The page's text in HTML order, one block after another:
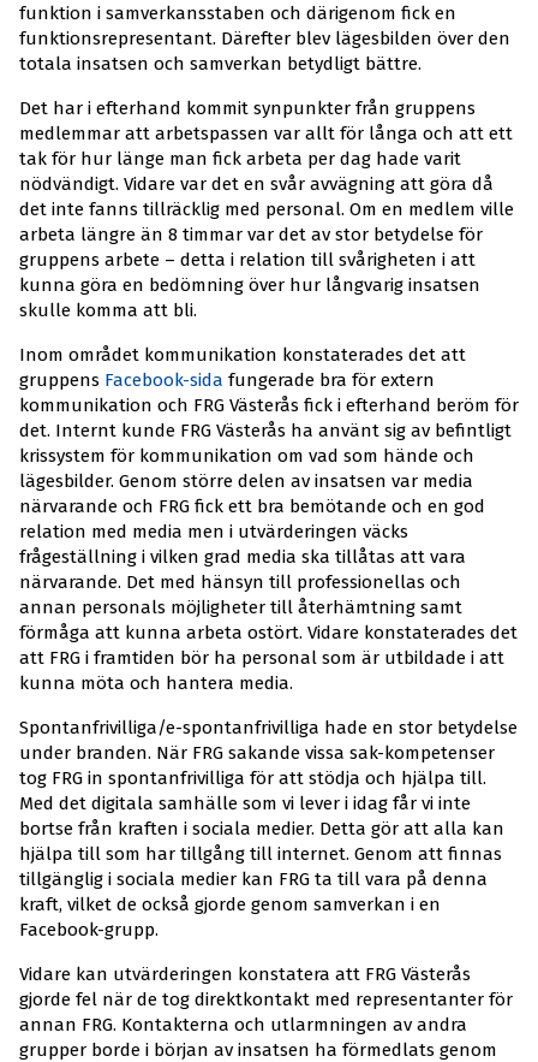
funktion i samverkansstaben och därigenom fick en
funktionsrepresentant. Därefter blev lägesbilden över den
totala insatsen och samverkan betydligt bättre.
Det har i efterhand kommit synpunkter från gruppens
medlemmar att arbetspassen var allt för långa och att ett
tak för hur länge man fick arbeta per dag hade varit
nödvändigt. Vidare var det en svår avvägning att göra då
det inte fanns tillräcklig med personal. Om en medlem ville
arbeta längre än 8 timmar var det av stor betydelse för
gruppens arbete – detta i relation till svårigheten i att
kunna göra en bedömning över hur långvarig insatsen
skulle komma att bli.
Inom området kommunikation konstaterades det att
gruppens Facebook-sida fungerade bra för extern
kommunikation och FRG Västerås fick i efterhand beröm för
det. Internt kunde FRG Västerås ha använt sig av befintligt
krissystem för kommunikation om vad som hände och
lägesbilder. Genom större delen av insatsen var media
närvarande och FRG fick ett bra bemötande och en god
relation med media men i utvärderingen väcks
frågeställning i vilken grad media ska tillåtas att vara
närvarande. Det med hänsyn till professionellas och
annan personals möjligheter till återhämtning samt
förmåga att kunna arbeta ostört. Vidare konstaterades det
att FRG i framtiden bör ha personal som är utbildade i att
kunna möta och hantera media.
Spontanfrivilliga/e-spontanfrivilliga hade en stor betydelse
under branden. När FRG sakande vissa sak-kompetenser
tog FRG in spontanfrivilliga för att stödja och hjälpa till.
Med det digitala samhälle som vi lever i idag får vi inte
bortse från kraften i sociala medier. Detta gör att alla kan
hjälpa till som har tillgång till internet. Genom att finnas
tillgänglig i sociala medier kan FRG ta till vara på denna
kraft, vilket de också gjorde genom samverkan i en
Facebook-grupp.
Vidare kan utvärderingen konstatera att FRG Västerås
gjorde fel när de tog direktkontakt med representanter för
annan FRG. Kontakterna och utlarmningen av andra
grupper borde i början av insatsen ha förmedlats genom